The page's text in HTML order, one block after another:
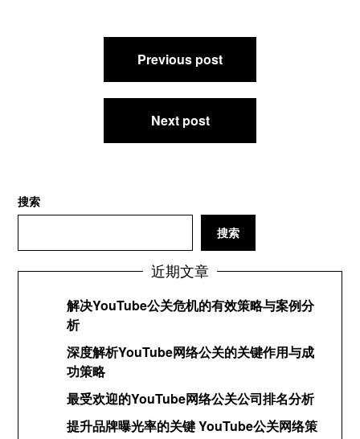
Previous post
Next post
搜索
搜索
近期文章
解决YouTube公关危机的有效策略与案例分
析
深度解析YouTube网络公关的关键作用与成
功策略
最受欢迎的YouTube网络公关公司排名分析
提升品牌曝光率的关键 YouTube公关网络策